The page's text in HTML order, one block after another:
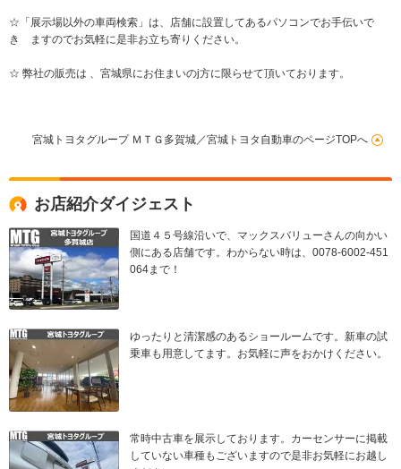
☆「展示場以外の車両検索」は、店舗に設置してあるパソコンでお手伝いで
き ますのでお気軽に是非お立ち寄りください。
☆ 弊社の販売は 、宮城県にお住まいのj方に限らせて頂いております。
宮城トヨタグループ ＭＴＧ多賀城／宮城トヨタ自動車のページTOPへ
お店紹介ダイジェスト
国道４５号線沿いで、マックスバリューさんの向かい
側にある店舗です。わからない時は、0078-6002-451
064まで！
ゆったりと清潔感のあるショールームです。新車の試
乗車も用意してます。お気軽に声をおかけください。
常時中古車を展示しております。カーセンサーに掲載
していない車種もございますので是非お気軽にお越し